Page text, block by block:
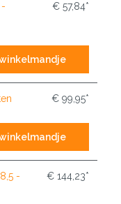
€ 57,84*
winkelmandje
€ 99,95*
winkelmandje
-
€ 144,23*